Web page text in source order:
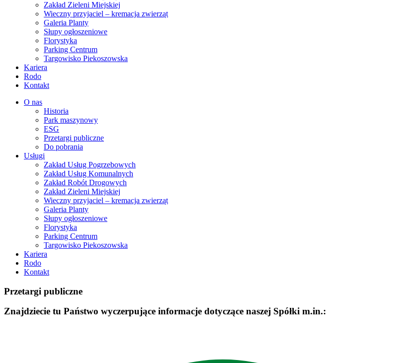
Zakład Zieleni Miejskiej
Wieczny przyjaciel – kremacja zwierząt
Galeria Planty
Słupy ogłoszeniowe
Florystyka
Parking Centrum
Targowisko Piekoszowska
Kariera
Rodo
Kontakt
O nas
Historia
Park maszynowy
ESG
Przetargi publiczne
Do pobrania
Usługi
Zakład Usług Pogrzebowych
Zakład Usług Komunalnych
Zakład Robót Drogowych
Zakład Zieleni Miejskiej
Wieczny przyjaciel – kremacja zwierząt
Galeria Planty
Słupy ogłoszeniowe
Florystyka
Parking Centrum
Targowisko Piekoszowska
Kariera
Rodo
Kontakt
Przetargi publiczne
Znajdziecie tu Państwo wyczerpujące informacje dotyczące naszej Spółki m.in.: